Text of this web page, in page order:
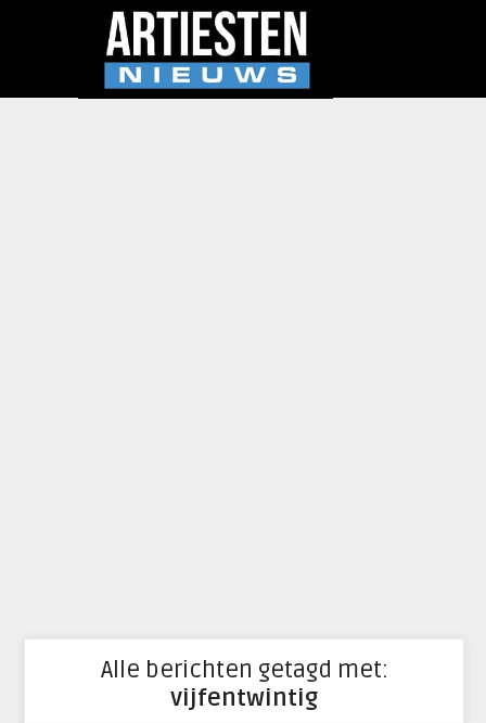
Alle berichten getagd met:
vijfentwintig